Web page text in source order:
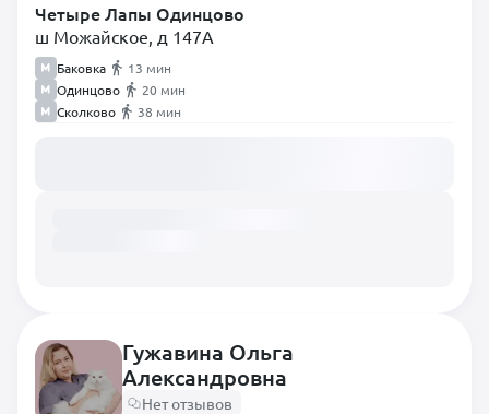
Четыре Лапы Одинцово
ш Можайское, д 147А
Баковка
13 мин
Одинцово
20 мин
Сколково
38 мин
Гужавина Ольга
Александровна
Нет отзывов